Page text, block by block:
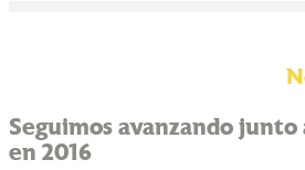
Seguimos avanzando junto
en 2016